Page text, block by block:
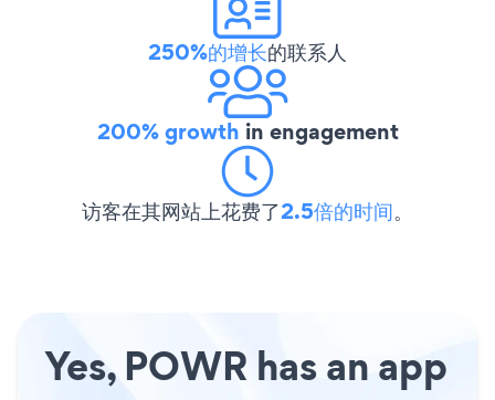
250%的增长的联系人
200% growth in engagement
访客在其网站上花费了2.5倍的时间。
Yes, POWR has an app